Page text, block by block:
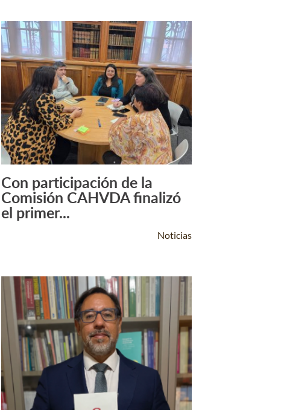
Leer Más +
Con participación de la
Comisión CAHVDA finalizó
el primer...
Noticias